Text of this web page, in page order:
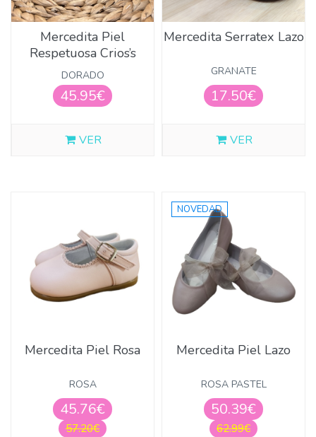
Mercedita Piel
Respetuosa Crios’s
DORADO
45.95€
VER
Mercedita Serratex Lazo
GRANATE
17.50€
VER
Mercedita Piel Rosa
ROSA
45.76€
57.20€
NOVEDAD
Mercedita Piel Lazo
ROSA PASTEL
50.39€
62.99€